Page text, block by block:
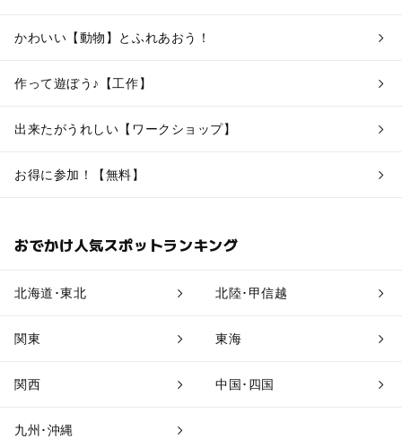
かわいい【動物】とふれあおう！
作って遊ぼう♪【工作】
出来たがうれしい【ワークショップ】
お得に参加！【無料】
おでかけ人気スポットランキング
北海道･東北 北陸･甲信越
関東 東海
関西 中国･四国
九州･沖縄